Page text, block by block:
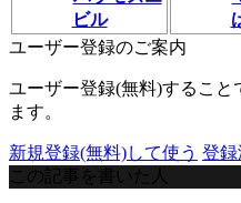
ビル
ユーザー登録のご案内
ユーザー登録(無料)すること
ます。
新規登録(無料)して使う 登
この記事を書いた人